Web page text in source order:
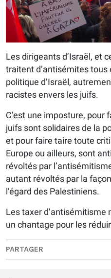
Les dirigeants d’Israël, et
traitent d’antisémites tous
politique d’Israël,
racistes envers les juifs.
C’est une imposture, pour
juifs sont solidaires de la
et pour faire taire toute
Europe ou ailleurs, sont
révoltés par
autant révoltés par la
l’égard des Palestiniens.
Les taxer d’antisémitisme
un chantage pour les
PARTAGER